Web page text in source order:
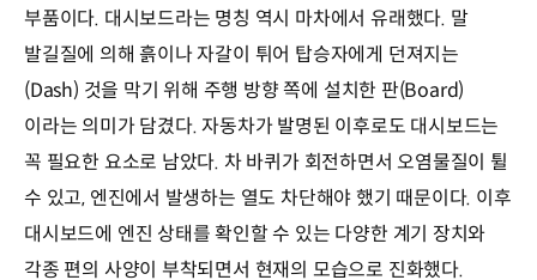
부품이다. 대시보드라는 명칭 역시 마차에서 유래했다. 말
발길질에 의해 흙이나 자갈이 튀어 탑승자에게 던져지는
(Dash) 것을 막기 위해 주행 방향 쪽에 설치한 판(Board)
이라는 의미가 담겼다. 자동차가 발명된 이후로도 대시보드는
꼭 필요한 요소로 남았다. 차 바퀴가 회전하면서 오염물질이 튈
수 있고, 엔진에서 발생하는 열도 차단해야 했기 때문이다. 이후
대시보드에 엔진 상태를 확인할 수 있는 다양한 계기 장치와
각종 편의 사양이 부착되면서 현재의 모습으로 진화했다.